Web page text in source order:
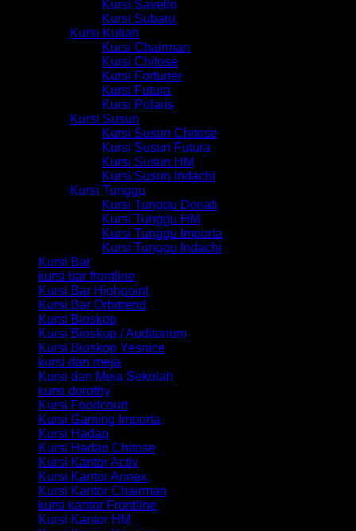
Kursi Savello
Kursi Subaru
Kursi Kuliah
Kursi Chairman
Kursi Chitose
Kursi Fortuner
Kursi Futura
Kursi Polaris
Kursi Susun
Kursi Susun Chitose
Kursi Susun Futura
Kursi Susun HM
Kursi Susun Indachi
Kursi Tunggu
Kursi Tunggu Donati
Kursi Tunggu HM
Kursi Tunggu Importa
Kursi Tunggu Indachi
Kursi Bar
kursi bar frontline
Kursi Bar Highpoint
Kursi Bar Orbitrend
Kursi Bioskop
Kursi Bioskop / Auditorium
Kursi Bioskop Yesnice
kursi dan meja
Kursi dan Meja Sekolah
kursi dorothy
Kursi Foodcourt
Kursi Gaming Importa
Kursi Hadap
Kursi Hadap Chitose
Kursi Kantor Activ
Kursi Kantor Annex
Kursi Kantor Chairman
kursi kantor Frontline
Kursi Kantor HM